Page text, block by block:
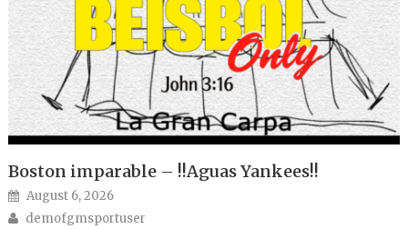
Boston imparable – !!Aguas Yankees!!
Posted on
August 6, 2026
Author
demofgmsportuser